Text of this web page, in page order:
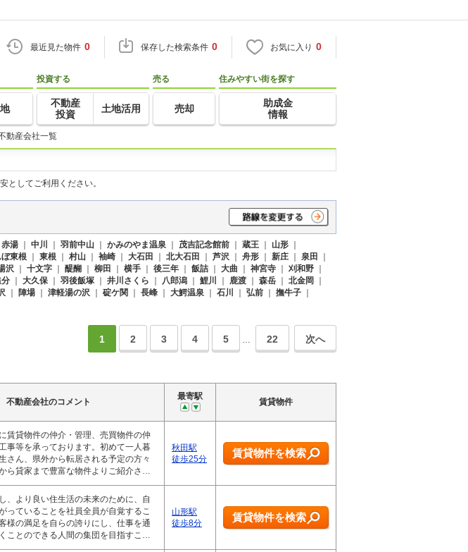
最近見た物件 0 保存した検索条件 0 お気に入り 0
投資する
不動産
投資
土地活用
売る
売却
住みやすい街を探す
助成金
情報
動産会社一覧
としてご利用ください。
赤湯 ｜ 中川 ｜ 羽前中山 ｜ かみのやま温泉 ｜ 茂吉記念館前 ｜ 蔵王 ｜ 山形 ｜
東根 ｜ 東根 ｜ 村山 ｜ 袖崎 ｜ 大石田 ｜ 北大石田 ｜ 芦沢 ｜ 舟形 ｜ 新庄 ｜ 泉田 ｜
沢 ｜ 十文字 ｜ 醍醐 ｜ 柳田 ｜ 横手 ｜ 後三年 ｜ 飯詰 ｜ 大曲 ｜ 神宮寺 ｜ 刈和野 ｜
分 ｜ 大久保 ｜ 羽後飯塚 ｜ 井川さくら ｜ 八郎潟 ｜ 鯉川 ｜ 鹿渡 ｜ 森岳 ｜ 北金岡 ｜
｜ 陣場 ｜ 津軽湯の沢 ｜ 碇ケ関 ｜ 長峰 ｜ 大鰐温泉 ｜ 石川 ｜ 弘前 ｜ 撫牛子 ｜
1 2 3 4 5 … 22 次へ
不動産会社のコメント
最寄駅
賃貸物件
賃貸物件の仲介・管理、売買物件の仲
事等を承っております。初めて一人暮
さん、県外から転居される予定の方々
ら貸家まで豊富な物件よりご紹介さ…
秋田駅
徒歩25分
賃貸物件を検索
、より良い住生活の未来のために、自
っていることを社員全員が自覚するこ
様の満足を自らの誇りにし、仕事を通
ことのできる人間の集団を目指すこ…
山形駅
徒歩8分
賃貸物件を検索